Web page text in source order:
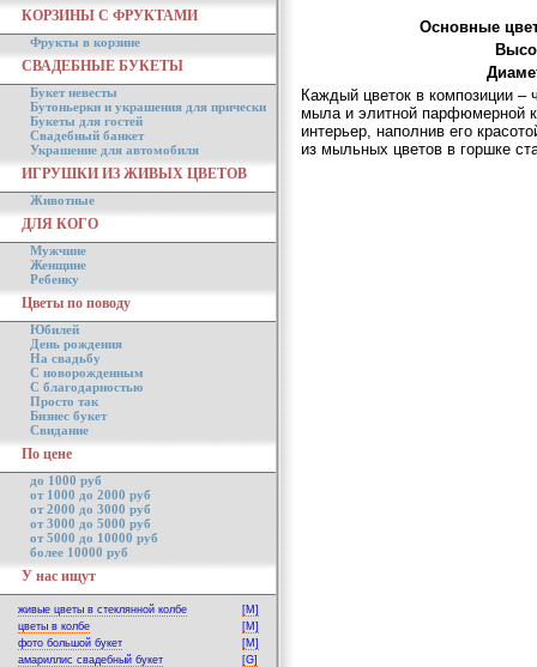
КОРЗИНЫ С ФРУКТАМИ
Фрукты в корзине
СВАДЕБНЫЕ БУКЕТЫ
Букет невесты
Бутоньерки и украшения для прически
Букеты для гостей
Свадебный банкет
Украшение для автомобиля
ИГРУШКИ ИЗ ЖИВЫХ ЦВЕТОВ
Животные
ДЛЯ КОГО
Мужчине
Женщине
Ребенку
Цветы по поводу
Юбилей
День рождения
На свадьбу
С новорожденным
С благодарностью
Просто так
Бизнес букет
Свидание
По цене
до 1000 руб
от 1000 до 2000 руб
от 2000 до 3000 руб
от 3000 до 5000 руб
от 5000 до 10000 руб
более 10000 руб
У нас ищут
живые цветы в стеклянной колбе
[M]
цветы в колбе
[M]
фото большой букет
[M]
амариллис свадебный букет
[G]
Основные
Каждый цветок в композиции –
мыла и элитной парфюмерной
интерьер, наполнив его
из мыльных цветов в горшке